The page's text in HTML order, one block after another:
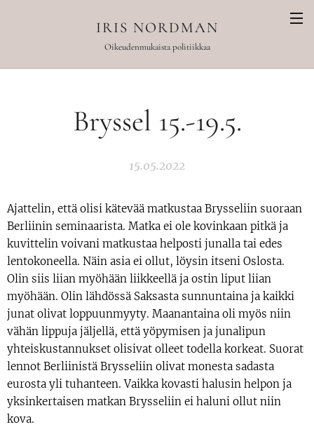
IRIS NORDMAN
Oikeudenmukaista politiikkaa
Bryssel 15.-19.5.
15.05.2022
Ajattelin, että olisi kätevää matkustaa Brysseliin suoraan
Berliinin seminaarista. Matka ei ole kovinkaan pitkä ja
kuvittelin voivani matkustaa helposti junalla tai edes
lentokoneella. Näin asia ei ollut, löysin itseni Oslosta.
Olin siis liian myöhään liikkeellä ja ostin liput liian
myöhään. Olin lähdössä Saksasta sunnuntaina ja kaikki
junat olivat loppuunmyyty. Maanantaina oli myös niin
vähän lippuja jäljellä, että yöpymisen ja junalipun
yhteiskustannukset olisivat olleet todella korkeat. Suorat
lennot Berliinistä Brysseliin olivat monesta sadasta
eurosta yli tuhanteen. Vaikka kovasti halusin helpon ja
yksinkertaisen matkan Brysseliin ei haluni ollut niin
kova.